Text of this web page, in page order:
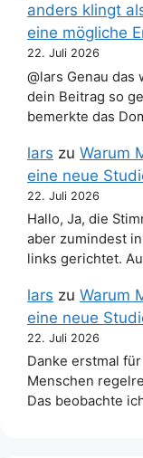
anders klingt
eine mögliche
22. Juli 2026
@lars Genau
dein Beitrag so
bemerkte das
lars zu Warum
eine neue
22. Juli 2026
Hallo, Ja, die
aber zumindest
links gerichtet.
lars zu Warum
eine neue
22. Juli 2026
Danke erstmal
Menschen
Das beobachte